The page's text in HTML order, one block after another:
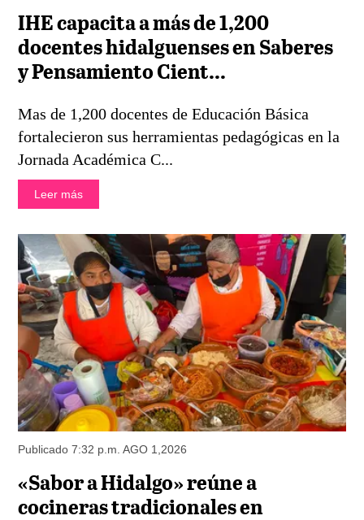
IHE capacita a más de 1,200
docentes hidalguenses en Saberes
y Pensamiento Cient...
Mas de 1,200 docentes de Educación Básica
fortalecieron sus herramientas pedagógicas en la
Jornada Académica C...
Leer más
Publicado 7:32 p.m. AGO 1,2026
«Sabor a Hidalgo» reúne a
cocineras tradicionales en